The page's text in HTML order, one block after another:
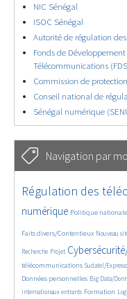
NIC Sénégal
ISOC Sénégal
Autorité de régulation
Fonds de
Télécommunications
Commission de
Conseil national de
Sénégal numérique
Navigation par
4624/5607
Régulation des
362/5607
3709/5607
numérique
1846/5607 Politique nationale
5146/5607
674/5607
2355/5607
1562/5607
Faits divers/Contentieux Nouveau
Recherche
248/5607Projet
3581/5607
2288/5607
1617/5607
télécommunications
290/5607 Sudatel/Expresso
1018/5607
1505/5607
1189/5607
1666/5607
Données personnelles
143/5607 Big Data/
623/5607
367/5607
697/5607
internationaux entrants
1735/5607 Formation
98/5607
2451/5607
1078/5607
178/5607
603/5607